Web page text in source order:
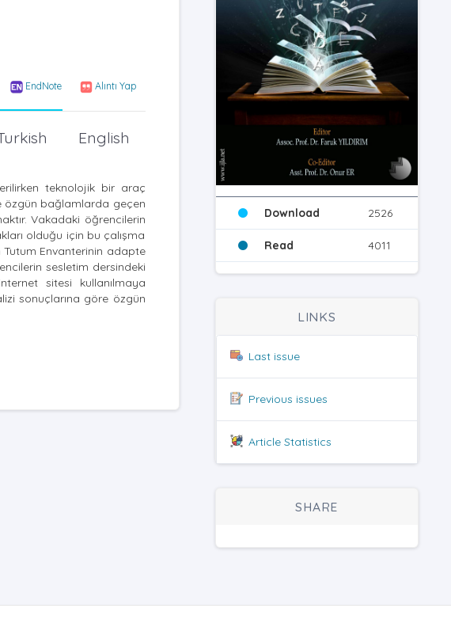
EndNote Alıntı Yap
English
teknolojik bir araç
özgün bağlamlarda geçen
Vakadaki öğrencilerin
olduğu için bu çalışma
Tutum Envanterinin adapte
sesletim dersindeki
sitesi kullanılmaya
sonuçlarına göre özgün
Download 2526
Read 4011
LINKS
Last issue
Previous issues
Article Statistics
SHARE